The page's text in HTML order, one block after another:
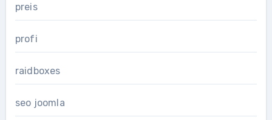
preis
profi
raidboxes
seo joomla